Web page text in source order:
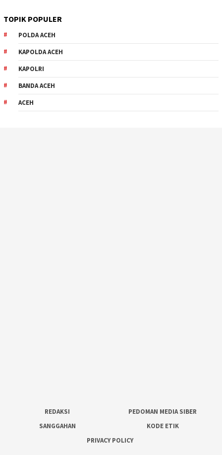
TOPIK POPULER
POLDA ACEH
KAPOLDA ACEH
KAPOLRI
BANDA ACEH
ACEH
REDAKSI
PEDOMAN MEDIA SIBER
SANGGAHAN
KODE ETIK
PRIVACY POLICY